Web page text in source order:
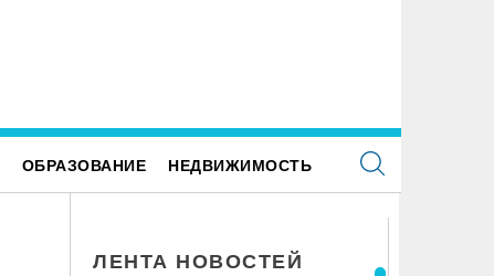
ОБРАЗОВАНИЕ НЕДВИЖИМОСТЬ
ЛЕНТА НОВОСТЕЙ